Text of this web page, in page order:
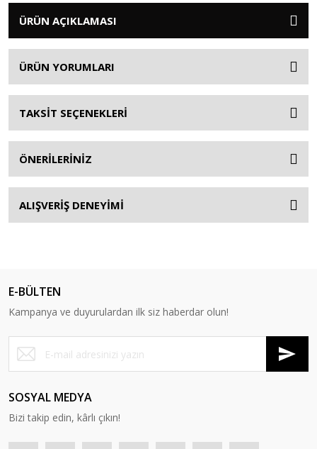
ÜRÜN AÇIKLAMASI
ÜRÜN YORUMLARI
TAKSİT SEÇENEKLERİ
ÖNERİLERİNİZ
ALIŞVERİŞ DENEYİMİ
E-BÜLTEN
Kampanya ve duyurulardan ilk siz haberdar olun!
SOSYAL MEDYA
Bizi takip edin, kârlı çıkın!